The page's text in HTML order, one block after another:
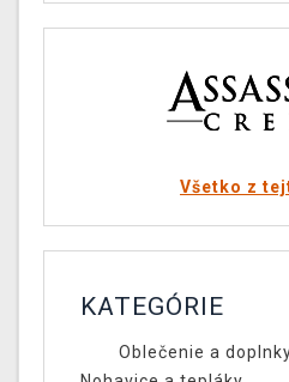
Všetko z
KATEGÓRIE
Oblečenie a